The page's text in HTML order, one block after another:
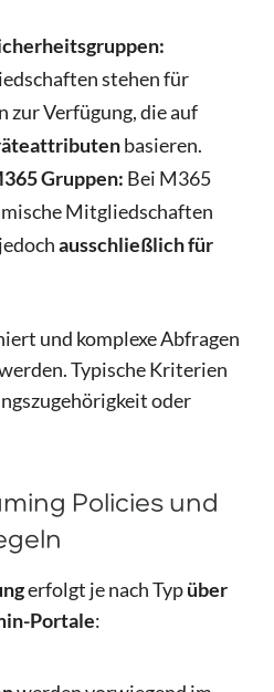
stehen für
zur Verfügung, die auf
basieren.
Gruppen: Bei M365
Mitgliedschaften
ausschließlich für
und komplexe Abfragen
Typische Kriterien
oder
Policies und
erfolgt je nach Typüber
Portale: